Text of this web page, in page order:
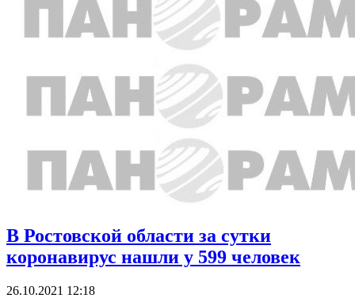
В Ростовской области за сутки
коронавирус нашли у 599 человек
26.10.2021 12:18